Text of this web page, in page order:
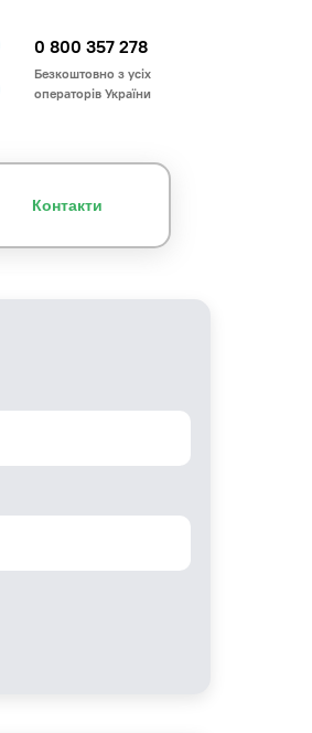
Контакти
0 800 357 278
Безкоштовно з усіх
операторів України